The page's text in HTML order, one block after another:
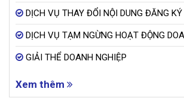
DỊCH VỤ THAY ĐỔI NỘI DUNG ĐĂNG
DỊCH VỤ TẠM NGỪNG HOẠT ĐỘNG
GIẢI THỂ DOANH NGHIỆP
Xem thêm